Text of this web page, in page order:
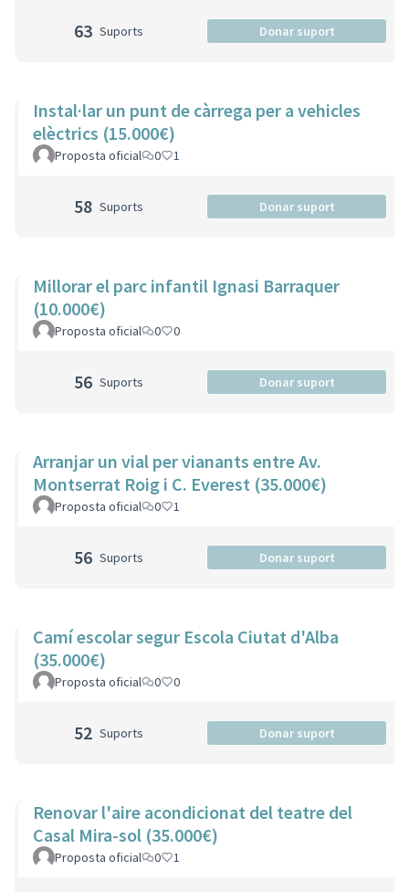
63 Suports Donar suport
Instal·lar un punt de càrrega per a vehicles
elèctrics (15.000€)
Proposta oficial 0 1
58 Suports Donar suport
Millorar el parc infantil Ignasi Barraquer
(10.000€)
Proposta oficial 0 0
56 Suports Donar suport
Arranjar un vial per vianants entre Av.
Montserrat Roig i C. Everest (35.000€)
Proposta oficial 0 1
56 Suports Donar suport
Camí escolar segur Escola Ciutat d'Alba
(35.000€)
Proposta oficial 0 0
52 Suports Donar suport
Renovar l'aire acondicionat del teatre del
Casal Mira-sol (35.000€)
Proposta oficial 0 1